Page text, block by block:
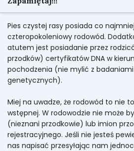
Pies czystej rasy posiada co najmniej
czteropokoleniowy rodowód.
atutem jest posiadanie przez
przodków) certyfikatów DNA w
pochodzenia (nie mylić z badaniami
genetycznych).
Miej na uwadze, że rodowód to nie
wstępnej. W rodowodzie nie może
(nieznani przodkowie) lub imion
rejestracyjnego. Jeśli nie jesteś
nas napisać przesyłając nam